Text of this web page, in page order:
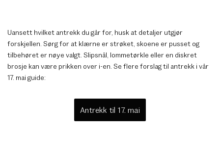
Uansett hvilket antrekk du går for, husk at detaljer utgjør
forskjellen. Sørg for at klærne er strøket, skoene er pusset og
tilbehøret er nøye valgt. Slipsnål, lommetørkle eller en diskret
brosje kan være prikken over i-en. Se flere forslag til antrekk i vår
17. mai guide:
Antrekk til 17. mai